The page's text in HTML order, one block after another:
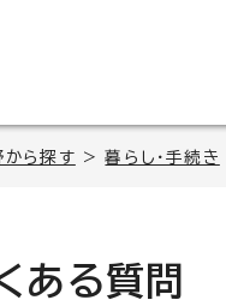
から探す >暮らし・手続き
ある質問